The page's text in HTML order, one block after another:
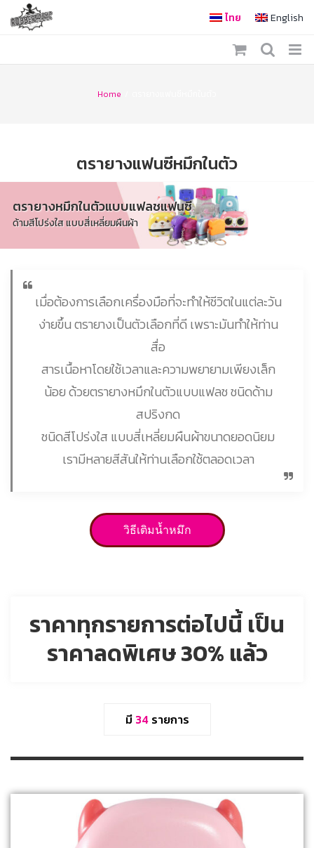
ไทย English
Home
ตรายางแฟนซีหมึกในตัว
ตรายางหมึกในตัวแบบแฟลชแฟนซี
ด้ามสีโปร่งใส แบบสี่เหลี่ยมผืนผ้า
เมื่อต้องการเลือกเครื่องมือที่จะทำให้ชีวิตในแต่ละวัน
ง่ายขึ้น ตรายางเป็นตัวเลือกที่ดี เพราะมันทำให้ท่าน
สื่อ
สารเนื้อหาโดยใช้เวลาและความพยายามเพียงเล็ก
น้อย ด้วยตรายางหมึกในตัวแบบแฟลช ชนิดด้าม
สปริงกด
ชนิดสีโปร่งใส แบบสี่เหลี่ยมผืนผ้าขนาดยอดนิยม
เรามีหลายสีสันให้ท่านเลือกใช้ตลอดเวลา
วิธีเติมน้ำหมึก
ราคาทุกรายการต่อไปนี้ เป็น
ราคาลดพิเศษ 30% แล้ว
มี34 รายการ